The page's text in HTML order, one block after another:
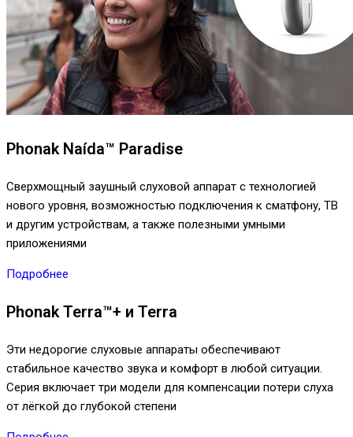
Phonak Naída™ Paradise
Сверхмощный заушный слуховой аппарат с технологией
нового уровня, возможностью подключения к сматфону, ТВ
и другим устройствам, а также полезными умными
приложениями
Подробнее
Phonak Terra™+ и Terra
Эти недорогие слуховые аппараты обеспечивают
стабильное качество звука и комфорт в любой ситуации.
Серия включает три модели для компенсации потери слуха
от лёгкой до глубокой степени